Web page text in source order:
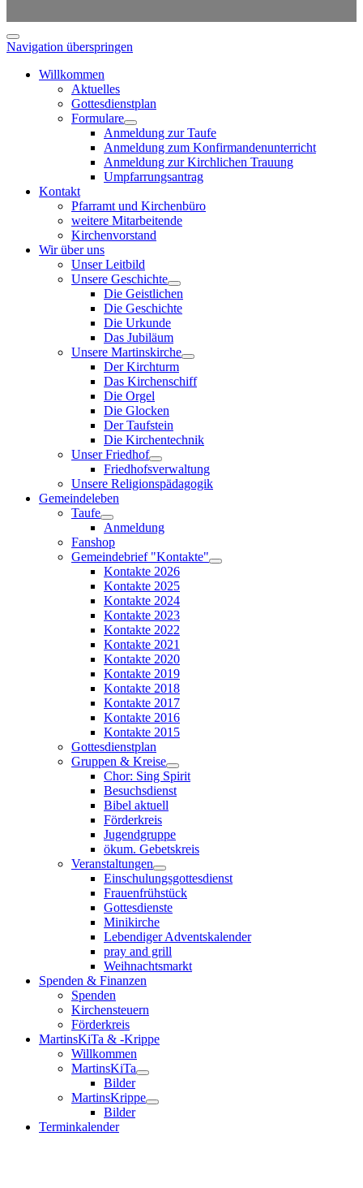
Navigation überspringen
Willkommen
Aktuelles
Gottesdienstplan
Formulare
Anmeldung zur Taufe
Anmeldung zum Konfirmandenunterricht
Anmeldung zur Kirchlichen Trauung
Umpfarrungsantrag
Kontakt
Pfarramt und Kirchenbüro
weitere Mitarbeitende
Kirchenvorstand
Wir über uns
Unser Leitbild
Unsere Geschichte
Die Geistlichen
Die Geschichte
Die Urkunde
Das Jubiläum
Unsere Martinskirche
Der Kirchturm
Das Kirchenschiff
Die Orgel
Die Glocken
Der Taufstein
Die Kirchentechnik
Unser Friedhof
Friedhofsverwaltung
Unsere Religionspädagogik
Gemeindeleben
Taufe
Anmeldung
Fanshop
Gemeindebrief "Kontakte"
Kontakte 2026
Kontakte 2025
Kontakte 2024
Kontakte 2023
Kontakte 2022
Kontakte 2021
Kontakte 2020
Kontakte 2019
Kontakte 2018
Kontakte 2017
Kontakte 2016
Kontakte 2015
Gottesdienstplan
Gruppen & Kreise
Chor: Sing Spirit
Besuchsdienst
Bibel aktuell
Förderkreis
Jugendgruppe
ökum. Gebetskreis
Veranstaltungen
Einschulungsgottesdienst
Frauenfrühstück
Gottesdienste
Minikirche
Lebendiger Adventskalender
pray and grill
Weihnachtsmarkt
Spenden & Finanzen
Spenden
Kirchensteuern
Förderkreis
MartinsKiTa & -Krippe
Willkommen
MartinsKiTa
Bilder
MartinsKrippe
Bilder
Terminkalender